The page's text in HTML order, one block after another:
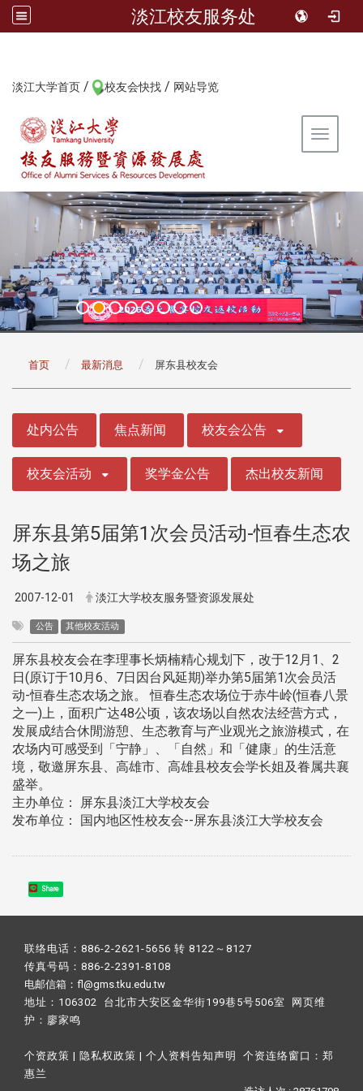
淡江校友服务处
淡江大学首页 / 校友会快找 / 网站导览
Toggle
首页 最新消息 屏东县校友会
处内公告 焦点新闻 校友会公告
校友会活动 奖学金公告 杰出校友新闻
屏东县第5届第1次会员活动-恒春生态农
场之旅
2007-12-01 淡江大学校友服务暨资源发展处
公告 其他校友活动
屏东县校友会在李理事长炳楠精心规划下，改于12月1、2
日(原订于10月6、7日因台风延期)举办第5届第1次会员活
动-恒春生态农场之旅。 恒春生态农场位于赤牛岭(恒春八景
之一)上，面积广达48公顷，该农场以自然农法经营方式，
发展成结合休閒游憩、生态教育与产业观光之旅游模式，在
农场内可感受到「宁静」、「自然」和「健康」的生活意
境，敬邀屏东县、高雄市、高雄县校友会学长姐及眷属共襄
盛举。
主办单位： 屏东县淡江大学校友会
发布单位： 国内地区性校友会--屏东县淡江大学校友会
Share
联络电话：886-2-2621-5656 转 8122～8127
传真号码：886-2-2391-8108
电邮信箱：fl@gms.tku.edu.tw
地址：106302 台北市大安区金华街199巷5号506室 网页维
护： 廖家鸣​
个资政策 | 隐私权政策 | 个人资料告知声明 个资连络窗口： 郑
惠兰